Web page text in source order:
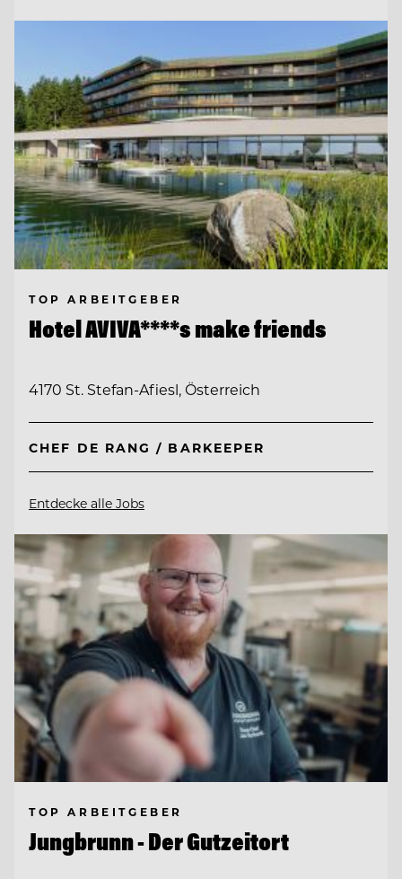
TOP ARBEITGEBER
Hotel AVIVA****s make friends
4170 St. Stefan-Afiesl, Österreich
CHEF DE RANG / BARKEEPER
Entdecke alle Jobs
TOP ARBEITGEBER
Jungbrunn - Der Gutzeitort